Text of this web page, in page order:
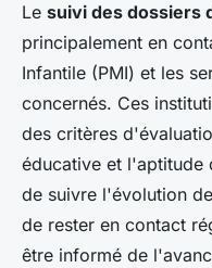
Le suivi des dossiers
principalement en
Infantile (PMI) et les
concernés. Ces
des critères
éducative et l'aptitude
de suivre l'évolution
de rester en contact
être informé de